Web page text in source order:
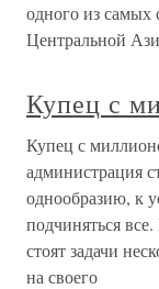
одного из самых
Центральной
Купец с
Купец с
администрация
однообразию, к
подчиняться
стоят задачи
на своего